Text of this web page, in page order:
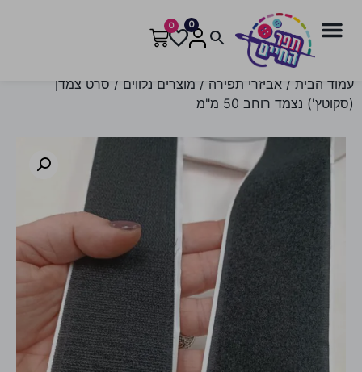
0
0
עמוד הבית / אביזרי תפירה / מוצרים נלווים / סרט צמדן
(סקוטץ') נצמד רוחב 50 מ"מ